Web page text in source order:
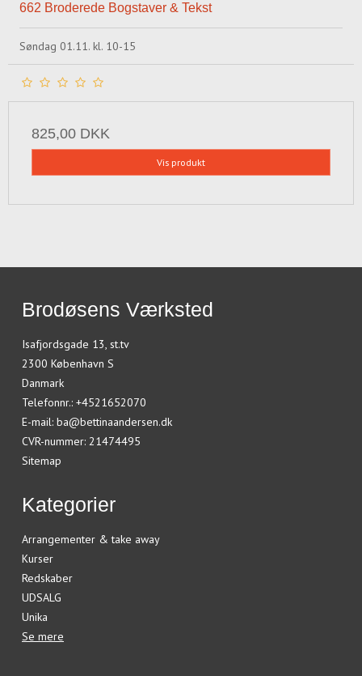
662 Broderede Bogstaver & Tekst
Søndag 01.11. kl. 10-15
825,00 DKK
Vis produkt
Brodøsens Værksted
Isafjordsgade 13, st.tv
2300 København S
Danmark
Telefonnr.: +4521652070
E-mail: ba@bettinaandersen.dk
CVR-nummer: 21474495
Sitemap
Kategorier
Arrangementer & take away
Kurser
Redskaber
UDSALG
Unika
Se mere